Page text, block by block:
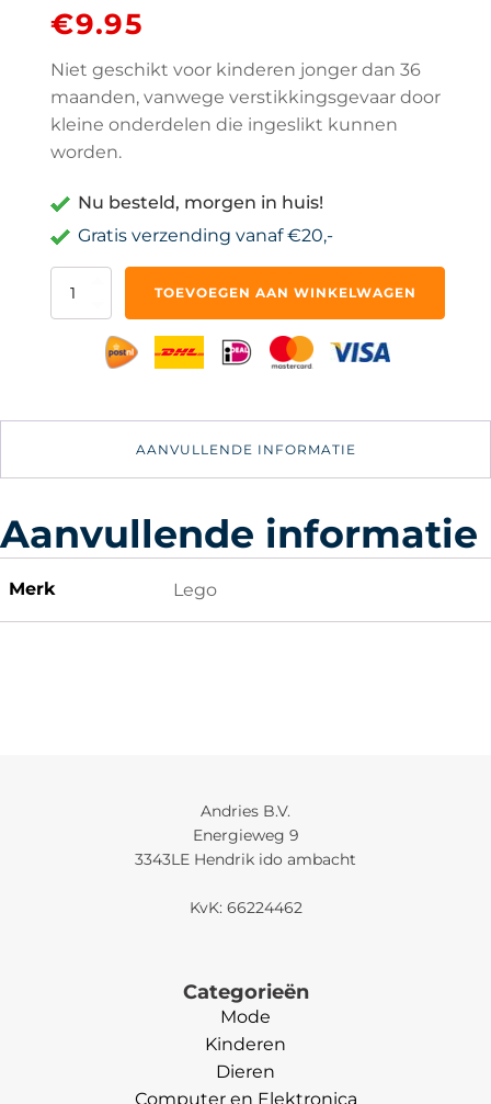
€9.95
Niet geschikt voor kinderen jonger dan 36
maanden, vanwege verstikkingsgevaar door
kleine onderdelen die ingeslikt kunnen
worden.
Nu besteld, morgen in huis!
Gratis verzending vanaf €20,-
LEGO
kokosnootaanval
TOEVOEGEN AAN WINKELWAGEN
AANVULLENDE INFORMATIE
Aanvullende informatie
Merk Lego
Andries B.V.
Energieweg 9
3343LE Hendrik ido ambacht
KvK: 66224462
Categorieën
Mode
Kinderen
Dieren
Computer en Elektronica